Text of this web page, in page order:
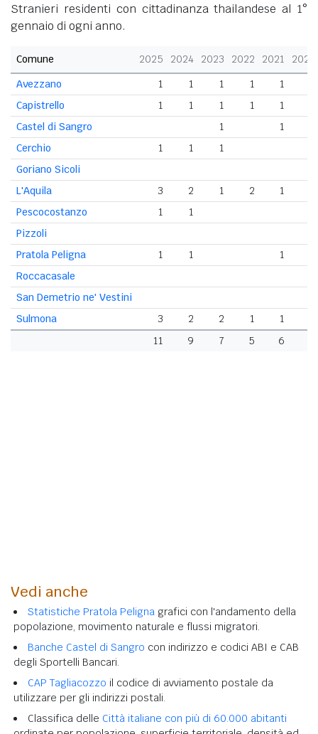
Stranieri residenti con cittadinanza thailandese al 1°
gennaio di ogni anno.
Comune 2025 2024 2023 2022 2021
2020
Avezzano
1 1 1 1 1
Capistrello
1 1 1 1
1
Castel di Sangro
1 1
Cerchio
1 1
1
Goriano Sicoli
L'Aquila
3 2 1 2 1
Pescocostanzo
1
1
Pizzoli
Pratola Peligna
1 1 1
Roccacasale
San Demetrio ne' Vestini
Sulmona
3 2 2 1 1
11
9 7 5 6
Vedi anche
Statistiche Pratola Peligna grafici con l'andamento della
popolazione, movimento naturale e flussi migratori.
Banche Castel di Sangro con indirizzo e codici ABI e CAB
degli Sportelli Bancari.
CAP Tagliacozzo il codice di avviamento postale da
utilizzare per gli indirizzi postali.
Classifica delle Città italiane con più di 60.000 abitanti